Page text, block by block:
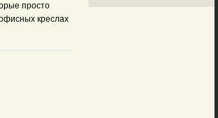
просто
креслах